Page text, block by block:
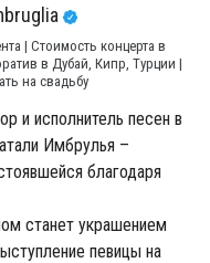
| Стоимость концерта в
в Дубай, Кипр, Турции |
на свадьбу
и исполнитель песен в
Имбрулья –
благодаря
станет украшением
певицы на